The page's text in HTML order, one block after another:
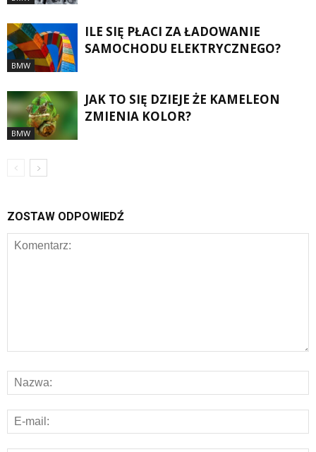
BMW
ILE SIĘ PŁACI ZA ŁADOWANIE
SAMOCHODU ELEKTRYCZNEGO?
BMW
JAK TO SIĘ DZIEJE ŻE KAMELEON
ZMIENIA KOLOR?
ZOSTAW ODPOWIEDŹ